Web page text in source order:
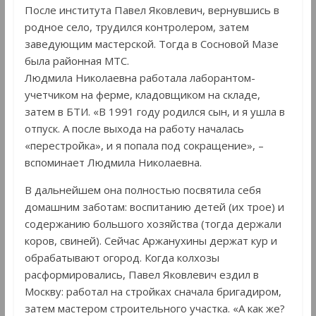
После института Павел Яковлевич, вернувшись в
родное село, трудился контролером, затем
заведующим мастерской. Тогда в Сосновой Мазе
была районная МТС.
Людмила Николаевна работала лаборантом-
учетчиком на ферме, кладовщиком на складе,
затем в БТИ. «В 1991 году родился сын, и я ушла в
отпуск. А после выхода на работу началась
«перестройка», и я попала под сокращение», –
вспоминает Людмила Николаевна.
В дальнейшем она полностью посвятила себя
домашним заботам: воспитанию детей (их трое) и
содержанию большого хозяйства (тогда держали
коров, свиней). Сейчас Аржанухины держат кур и
обрабатывают огород. Когда колхозы
расформировались, Павел Яковлевич ездил в
Москву: работал на стройках сначала бригадиром,
затем мастером строительного участка. «А как же?